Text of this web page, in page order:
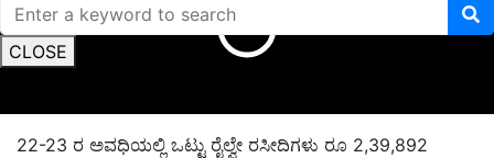
CLOSE
22-23 ರ ಅವಧಿಯಲ್ಲಿ ಒಟ್ಟು ರೈಲ್ವೇ ರಸೀದಿಗಳು ರೂ 2,39,892